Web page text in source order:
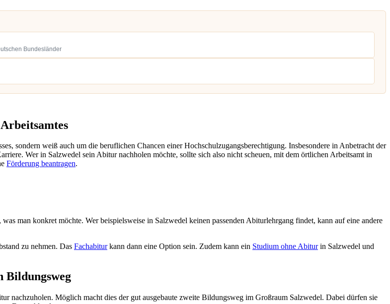
Bundesländer
sondern weiß auch um die beruflichen Chancen einer Hochschulzugangsberechtigung. Insbesondere in Anbetracht der
Wer in Salzwedel sein Abitur nachholen möchte, sollte sich also nicht scheuen, mit dem örtlichen Arbeitsamt in
Förderung beantragen.
man konkret möchte. Wer beispielsweise in Salzwedel keinen passenden Abiturlehrgang findet, kann auf eine andere
zu nehmen. Das Fachabiturkann dann eine Option sein. Zudem kann ein Studium ohne Abiturin Salzwedel und
Bildungsweg
nachzuholen. Möglich macht dies der gut ausgebaute zweite Bildungsweg im Großraum Salzwedel. Dabei dürfen sie